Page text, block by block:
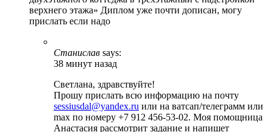
верхнего этажа» Диплом уже почти дописан, могу
прислать если надо
Станислав says:
38 минут назад
Светлана, здравствуйте!
Прошу прислать всю информацию на почту
sessiusdal@yandex.ru или на ватсап/телеграмм или
max по номеру +7 912 456-53-02. Моя помощница
Анастасия рассмотрит задание и напишет